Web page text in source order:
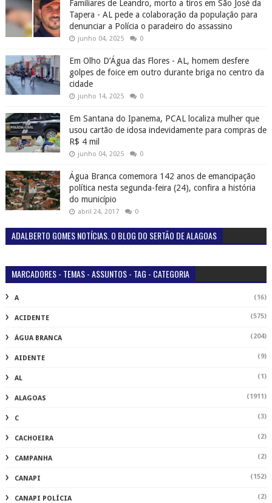
Familiares de Leandro, morto a tiros em São José da
Tapera - AL pede a colaboração da população para
denunciar a Polícia o paradeiro do assassino
junho 04, 2025 0
Em Olho D’Água das Flores - AL, homem desfere
golpes de foice em outro durante briga no centro da
cidade
junho 14, 2025 0
Em Santana do Ipanema, PCAL localiza mulher que
usou cartão de idosa indevidamente para compras de
R$ 4 mil
junho 04, 2025 0
Água Branca comemora 142 anos de emancipação
política nesta segunda-feira (24), confira a história
do município
abril 24, 2017 0
ADALBERTO GOMES NOTÍCIAS. O BLOG DO SERTÃO DE ALAGOAS
MARCADORES - TEMAS - ASSUNTOS - TAG - CATEGORIA
A (16)
ACIDENTE (575)
ÁGUA BRANCA (204)
AIDENTE (9)
AL (1)
ALAGOAS (1911)
C (3)
CACHOEIRA (2)
CAMPANHA (2)
CANAPI (152)
CANAPI POLÍCIA (2)